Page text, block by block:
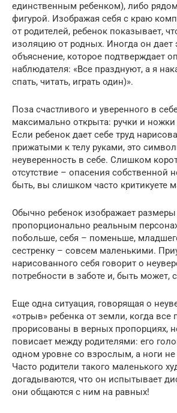
единственным ребенком), либо
фигурой. Изображая себя с краю
от родителей, ребенок показывает,
изоляцию от родных. Иногда он дает
объяснение, которое подтверждает
наблюдателя: «Все празднуют, а я
спать, читать, играть один)».
Поза счастливого и уверенного в
максимально открыта: ручки и ножки
Если ребенок дает себе труд
прижатыми к телу руками, это
неуверенность в себе. Слишком
отсутствие – опасения собственной
быть, вы слишком часто критикуете
Обычно ребенок изображает размеры
пропорционально реальным
побольше, себя – поменьше,
сестренку – совсем маленькими.
нарисованного себя говорит о
потребности в заботе и, быть может,
Еще одна ситуация, говорящая о
«отрыв» ребенка от земли, когда все
прорисованы в верных пропорциях,
повисает между родителями: его
одном уровне со взрослым, а ноги
Часто родители такого маленького
догадываются, что он испытывает
они общаются с ним на равных!